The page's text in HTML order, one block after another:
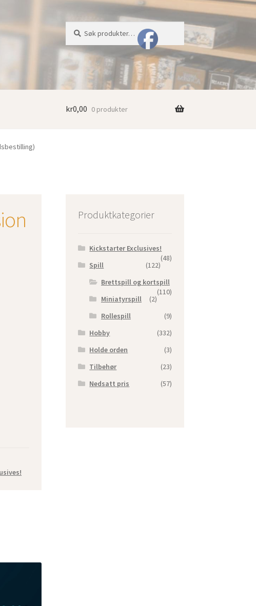
etter:
kr0,00 0 produkter
Produktkategorier
Kickstarter Exclusives!
(48)
Spill
(122)
Brettspill og kortspill
(110)
Miniatyrspill
(2)
Rollespill
(9)
Hobby
(332)
Holde orden
(3)
Tilbehør
(23)
Nedsatt pris
(57)